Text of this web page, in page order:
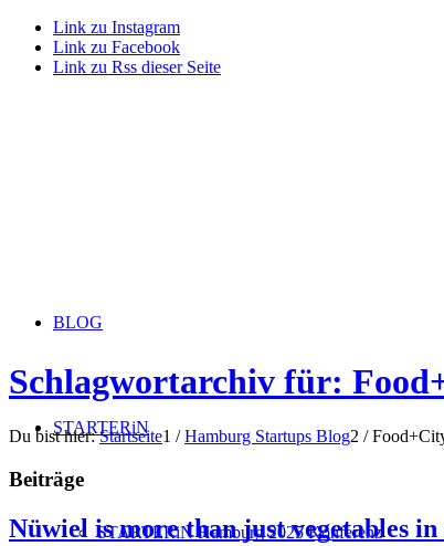
Link zu Instagram
Link zu Facebook
Link zu Rss dieser Seite
BLOG
STARTERiN
STARTERiN Hamburg 2025 Konferenz
Schlagwortarchiv für:
Du bist hier: Startseite1 / Hamburg Startups Blog2 /
Beiträge
Nüwiel is more than just vegetables